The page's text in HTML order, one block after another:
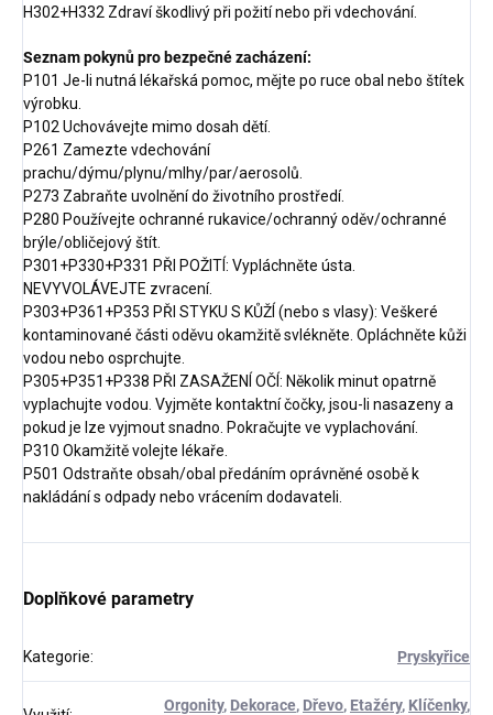
H302+H332 Zdraví škodlivý při požití nebo při vdechování.
Seznam pokynů pro bezpečné zacházení:
P101 Je-li nutná lékařská pomoc, mějte po ruce obal nebo štítek
výrobku.
P102 Uchovávejte mimo dosah dětí.
P261 Zamezte vdechování
prachu/dýmu/plynu/mlhy/par/aerosolů.
P273 Zabraňte uvolnění do životního prostředí.
P280 Používejte ochranné rukavice/ochranný oděv/ochranné
brýle/obličejový štít.
P301+P330+P331 PŘI POŽITÍ: Vypláchněte ústa.
NEVYVOLÁVEJTE zvracení.
P303+P361+P353 PŘI STYKU S KŮŽÍ (nebo s vlasy): Veškeré
kontaminované části oděvu okamžitě svlékněte. Opláchněte kůži
vodou nebo osprchujte.
P305+P351+P338 PŘI ZASAŽENÍ OČÍ: Několik minut opatrně
vyplachujte vodou. Vyjměte kontaktní čočky, jsou-li nasazeny a
pokud je lze vyjmout snadno. Pokračujte ve vyplachování.
P310 Okamžitě volejte lékaře.
P501 Odstraňte obsah/obal předáním oprávněné osobě k
nakládání s odpady nebo vrácením dodavateli.
Doplňkové parametry
Kategorie: Pryskyřice
Orgonity, Dekorace, Dřevo, Etažéry, Klíčenky,